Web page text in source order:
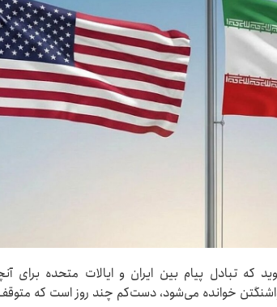
که تبادل پیام بین ایران و ایالات متحده برای
واشنگتن خوانده می‌شود، دست‌کم چند روز است که